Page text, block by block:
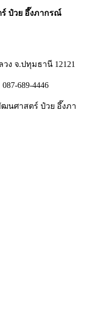
ป๋วย อึ๊งภากรณ์
ง จ.ปทุมธานี 12121
689-4446
ฒนศาสตร์ ป๋วย อึ๊งภา